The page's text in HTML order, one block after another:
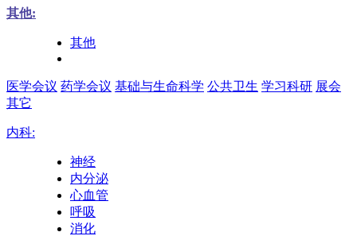
其他:
其他
医学会议 药学会议 基础与生命科学 公共卫生 学习科研 展会
其它
内科:
神经
内分泌
心血管
呼吸
消化